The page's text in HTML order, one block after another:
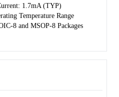
1.7mA (TYP)
Temperature Range
8 and MSOP-8 Packages